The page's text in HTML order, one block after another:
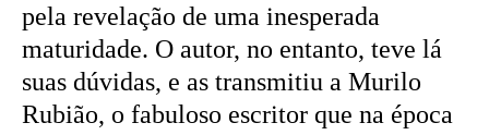
pela revelação de uma inesperada
maturidade. O autor, no entanto, teve lá
suas dúvidas, e as transmitiu a Murilo
Rubião, o fabuloso escritor que na época